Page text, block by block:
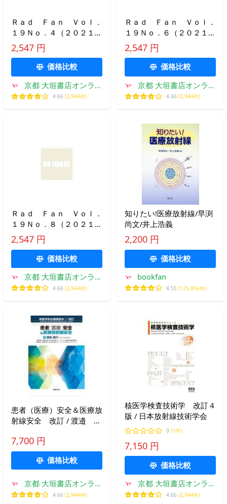
Ｒａｄ Ｆａｎ Ｖｏｌ．
１９Ｎｏ．４（２０２１Ａ
ＰＲＩＬ）
2,547 円
価格比較
京都 大垣書店オンライ
ン
4.66 (2,944件)
Ｒａｄ Ｆａｎ Ｖｏｌ．
１９Ｎｏ．６（２０２１Ｊ
ＵＮＥ）
2,547 円
価格比較
京都 大垣書店オンライ
ン
4.66 (2,944件)
Ｒａｄ Ｆａｎ Ｖｏｌ．
１９Ｎｏ．８（２０２１Ａ
ＵＧＵＳＴ）
2,547 円
価格比較
京都 大垣書店オンライ
ン
4.66 (2,944件)
知りたい!医療放射線/早渕
尚文/井上浩義
2,200 円
価格比較
bookfan
4.55 (125,856件)
患者（医療）安全＆医療放
射線安全 改訂 / 渡邉 直
7,700 円
価格比較
京都 大垣書店オンライ
ン
4.66 (2,944件)
核医学検査技術学 改訂４
版 / 日本放射線技術学会
0 (1件)
7,150 円
価格比較
京都 大垣書店オンライ
ン
4.66 (2,944件)